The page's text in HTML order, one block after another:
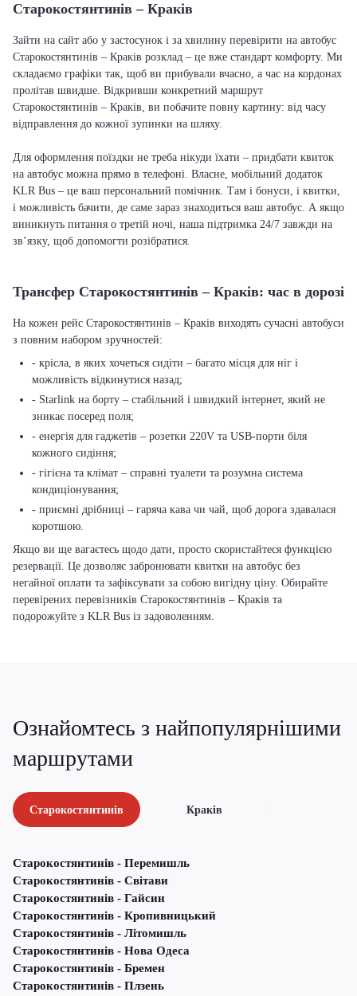
Старокостянтинів – Краків
Зайти на сайт або у застосунок і за хвилину перевірити на автобус
Старокостянтинів – Краків розклад – це вже стандарт комфорту. Ми
складаємо графіки так, щоб ви прибували вчасно, а час на кордонах
пролітав швидше. Відкривши конкретний маршрут
Старокостянтинів – Краків, ви побачите повну картину: від часу
відправлення до кожної зупинки на шляху.
Для оформлення поїздки не треба нікуди їхати – придбати квиток
на автобус можна прямо в телефоні. Власне, мобільний додаток
KLR Bus – це ваш персональний помічник. Там і бонуси, і квитки,
і можливість бачити, де саме зараз знаходиться ваш автобус. А якщо
виникнуть питання о третій ночі, наша підтримка 24/7 завжди на
зв’язку, щоб допомогти розібратися.
Трансфер Старокостянтинів – Краків: час в дорозі
На кожен рейс Старокостянтинів – Краків виходять сучасні автобуси
з повним набором зручностей:
- крісла, в яких хочеться сидіти – багато місця для ніг і
можливість відкинутися назад;
- Starlink на борту – стабільний і швидкий інтернет, який не
зникає посеред поля;
- енергія для гаджетів – розетки 220V та USB-порти біля
кожного сидіння;
- гігієна та клімат – справні туалети та розумна система
кондиціонування;
- приємні дрібниці – гаряча кава чи чай, щоб дорога здавалася
коротшою.
Якщо ви ще вагаєтесь щодо дати, просто скористайтеся функцією
резервації. Це дозволяє забронювати квитки на автобус без
негайної оплати та зафіксувати за собою вигідну ціну. Обирайте
перевірених перевізників Старокостянтинів – Краків та
подорожуйте з KLR Bus із задоволенням.
Ознайомтесь з найпопулярнішими
маршрутами
Старокостянтинів Краків
Старокостянтинів - Перемишль
Старокостянтинів - Світави
Старокостянтинів - Гайсин
Старокостянтинів - Кропивницький
Старокостянтинів - Літомишль
Старокостянтинів - Нова Одеса
Старокостянтинів - Бремен
Старокостянтинів - Плзень